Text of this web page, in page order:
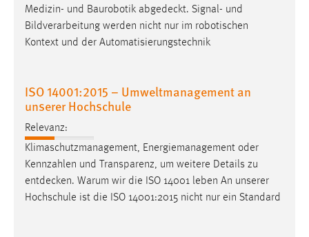
Medizin- und Baurobotik abgedeckt. Signal- und
Bildverarbeitung werden nicht nur im robotischen
Kontext und der Automatisierungstechnik
ISO 14001:2015 – Umweltmanagement an
unserer Hochschule
Relevanz:
Klimaschutzmanagement, Energiemanagement oder
Kennzahlen und Transparenz, um weitere Details zu
entdecken. Warum wir die ISO 14001 leben An unserer
Hochschule ist die ISO 14001:2015 nicht nur ein Standard
Matomo
Name:
Zweck:
Zugriffsstatistik
Cookie Laufzeit:
Max. 13 Monate
MARKETING